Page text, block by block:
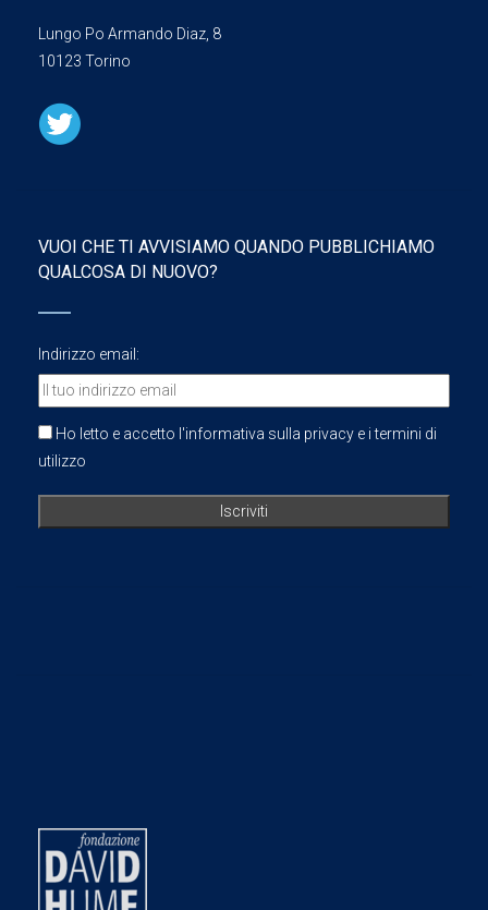
Lungo Po Armando Diaz, 8
10123 Torino
VUOI CHE TI AVVISIAMO QUANDO PUBBLICHIAMO
QUALCOSA DI NUOVO?
Indirizzo email:
Ho letto e accetto l'informativa sulla privacy e i termini di
utilizzo